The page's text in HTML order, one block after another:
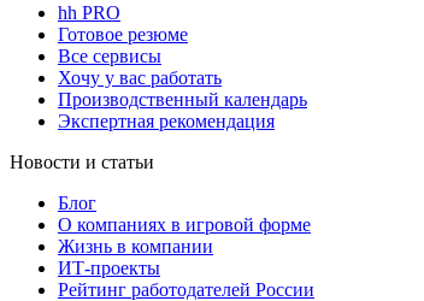
hh PRO
Готовое резюме
Все сервисы
Хочу у вас работать
Производственный календарь
Экспертная рекомендация
Новости и статьи
Блог
О компаниях в игровой форме
Жизнь в компании
ИТ-проекты
Рейтинг работодателей России